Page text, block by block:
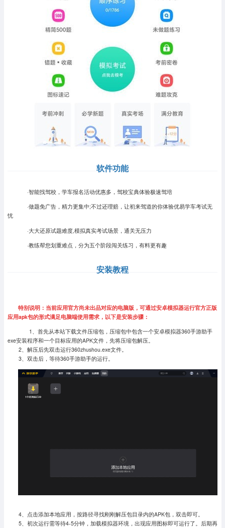
软件功能
·智能找驾校，学车报名活动优惠多，驾校宝典体验极速驾培
·做题免广告，精力更集中;不过还理赔，让初来驾道的你体验优易学车考试无
忧
·大大还原试题难度,模拟真实考试场景，通关无压力
·教练帮您划重难点，分为五个阶段闯关练习，有料更有趣
安装教程
特别说明：当前应用官方尚未出品对应的电脑版，可通过安卓模拟器运行官方正版
应用apk包的形式满足电脑端使用需求，以下是安装步骤：
1、首先从本站下载文件压缩包，压缩包中包含一个安卓模拟器360手游助手
exe安装程序和一个目标应用的APK文件，先将压缩包解压。
2、解压后先双击运行360zhushou.exe文件。
3、双击后，等待360手游助手的运行。
4、点击添加本地应用，按路径寻找刚刚解压包目录内的APK包，双击即可。
5、初次运行需等待4-5分钟，加载模拟器环境，出现应用图标即可运行了。 后期再